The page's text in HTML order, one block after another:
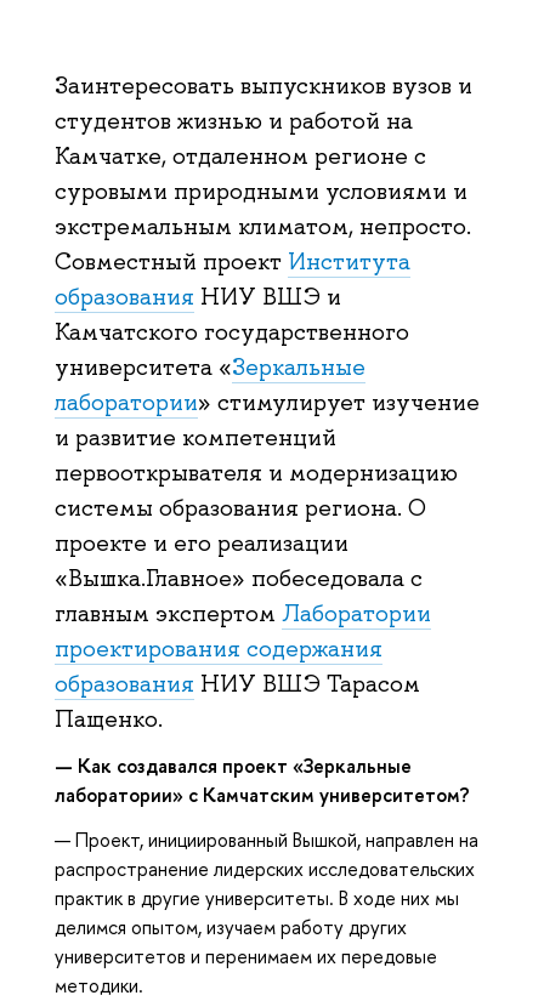
Заинтересовать выпускников вузов и
студентов жизнью и работой на
Камчатке, отдаленном регионе с
суровыми природными условиями и
экстремальным климатом, непросто.
Совместный проект Института
образования НИУ ВШЭ и
Камчатского государственного
университета «Зеркальные
лаборатории» стимулирует изучение
и развитие компетенций
первооткрывателя и модернизацию
системы образования региона. О
проекте и его реализации
«Вышка.Главное» побеседовала с
главным экспертом Лаборатории
проектирования содержания
образования НИУ ВШЭ Тарасом
Пащенко.
— Как создавался проект «Зеркальные
лаборатории» с Камчатским университетом?
— Проект, инициированный Вышкой, направлен на
распространение лидерских исследовательских
практик в другие университеты. В ходе них мы
делимся опытом, изучаем работу других
университетов и перенимаем их передовые
методики.